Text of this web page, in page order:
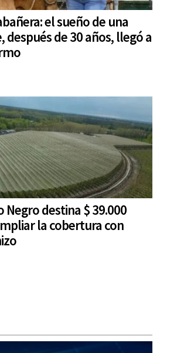
el sueño de una
de 30 años, llegó a
destina $ 39.000
la cobertura con